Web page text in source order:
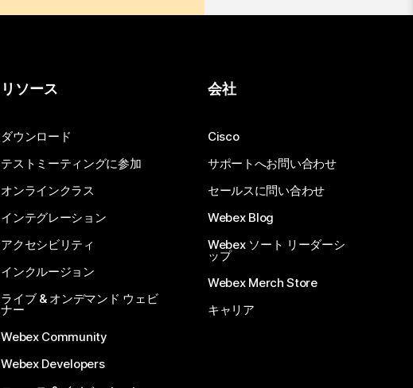
リソース
ダウンロード
テストミーティングに参加
オンラインクラス
インテグレーション
アクセシビリティ
インクルージョン
ライブ & オンデマンド ウェビ
ナー
Webex Community
Webex Developers
会社
Cisco
サポートへお問い合わせ
セールスに問い合わせ
Webex Blog
Webex ソート リーダーシ
ップ
Webex Merch Store
キャリア